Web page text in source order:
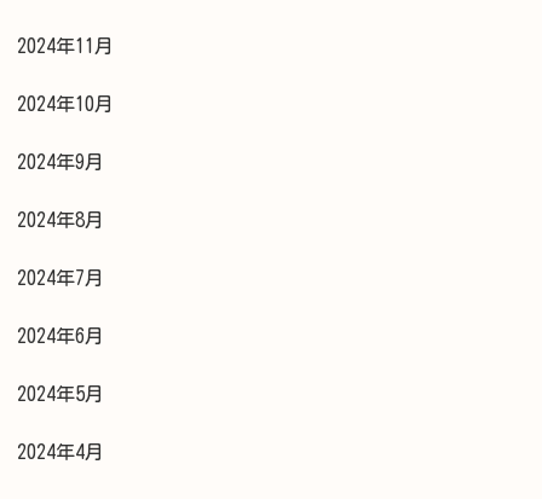
2024年11月
2024年10月
2024年9月
2024年8月
2024年7月
2024年6月
2024年5月
2024年4月